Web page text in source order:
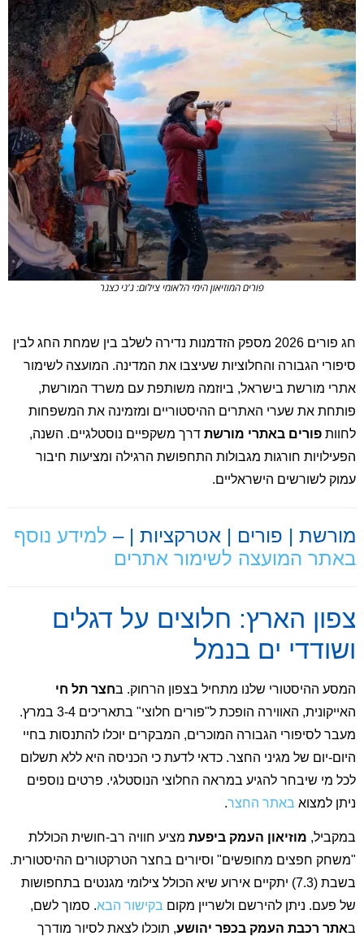
פורים המוזיאון הימי הלאומי צילום: ג'ני כצנר
חג פורים 2026 מספק הזדמנות נדירה לשלב בין שמחת החג לבין
סיפורי הגבורה והחלוציות שעיצבו את המדינה. המועצה לשימור
אתרי מורשת בישראל, ביוזמה משותפת עם משרד המורשת,
פותחת את שערי האתרים ההיסטוריים ומזמינה את המשפחות
לחוות פורים באתרי מורשת דרך משקפיים נוסטלגיים. השנה,
הפעילויות חורגות מגבולות התחפושת הרגילה ומציעות חיבור
עמוק לשורשים הישראליים.
מורשת | פורים | אטרקציות | – למידע נוסף
באתר המועצה לשימור אתרים
צפון הארץ: חלוצים על דגלים
ושודדי ים בנמל
המסע ההיסטורי שלנו מתחיל בצפון הרחוק. בחצר תל חי
האייקונית, האווירה הופכת ל"פורים חלוצי" בתאריכים 3-4 במרץ.
מעבר לסיפורי הגבורה המוכרים, המבקרים יוכלו להתנסות בחיי
היום-יום של מגיני החצר. כדאי לדעת כי הכניסה היא ללא תשלום
לכל מי שיבחר להגיע במראה החלוצי הנוסטלגי. פרטים נוספים
ניתן למצוא באתר החצר.
במקביל, מוזיאון העמק ביפעת מציע חוויה רב-חושית הכוללת
"משחק חפצים מחופשים" וסיורים בחצר הטרקטורים ההיסטורית.
בשבת (7.3) יתקיים אירוע שיא הכולל צילומי מגנטים בתחפושות
של פעם. ניתן להירשם ולשריין מקום בקישור הבא. סמוך לשם,
באתר רכבת העמק בכפר יהושע, תוכלו לצאת לסיור מודרך